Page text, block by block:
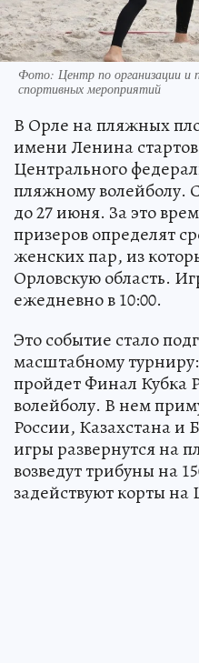
Фото: Центр по организации и
спортивных мероприятий
В Орле на пляжных
имени Ленина
Центрального
пляжному волейболу.
до 27 июня. За это
призеров определят
женских пар, из
Орловскую область.
ежедневно в 10:00.
Это событие стало
масштабному
пройдет Финал Кубка
волейболу. В нем
России, Казахстана и
игры развернутся на
возведут трибуны на
задействуют корты